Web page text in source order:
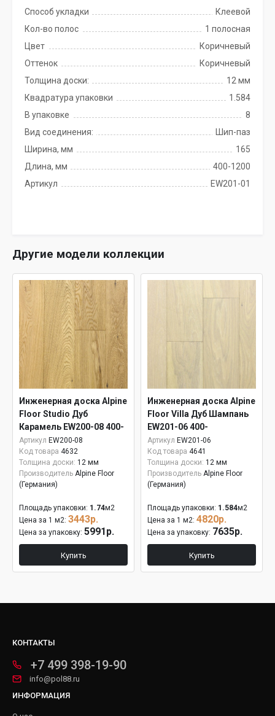
Способ укладки
Клеевой
Кол-во полос
1 полосная
Цвет
Коричневый
Оттенок
Коричневый
Толщина доски:
12 мм
Квадратура упаковки
1.584
В упаковке
8
Вид соединения:
Шип-паз
Ширина, мм
165
Длина, мм
400-1200
Артикул
EW201-01
Другие модели коллекции
Инженерная доска Alpine
Floor Studio Дуб
Карамель EW200-08 400-
1200х145х12 мм,
упаковка 1,74 м
Артикул EW200-08
Код товара 4632
Толщина доски: 12 мм
Производитель Alpine Floor
(Германия)
Площадь упаковки: 1.74м2
Цена за 1 м2: 3443р.
Цена за упаковку: 5991р.
Купить
Инженерная доска Alpine
Floor Villa Дуб Шампань
EW201-06 400-
1200х165х12 мм,
упаковка 1,584 м
Артикул EW201-06
Код товара 4641
Толщина доски: 12 мм
Производитель Alpine Floor
(Германия)
Площадь упаковки: 1.584м2
Цена за 1 м2: 4820р.
Цена за упаковку: 7635р.
Купить
КОНТАКТЫ
+7 499 398-19-90
info@pol88.ru
ИНФОРМАЦИЯ